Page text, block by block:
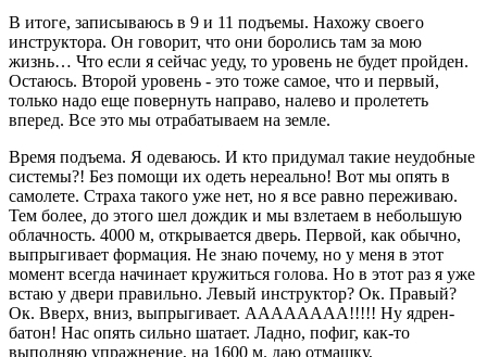
В итоге, записываюсь в 9 и 11 подъемы. Нахожу своего
инструктора. Он говорит, что они боролись там за мою
жизнь… Что если я сейчас уеду, то уровень не будет пройден.
Остаюсь. Второй уровень - это тоже самое, что и первый,
только надо еще повернуть направо, налево и пролететь
вперед. Все это мы отрабатываем на земле.
Время подъема. Я одеваюсь. И кто придумал такие неудобные
системы?! Без помощи их одеть нереально! Вот мы опять в
самолете. Страха такого уже нет, но я все равно переживаю.
Тем более, до этого шел дождик и мы взлетаем в небольшую
облачность. 4000 м, открывается дверь. Первой, как обычно,
выпрыгивает формация. Не знаю почему, но у меня в этот
момент всегда начинает кружиться голова. Но в этот раз я уже
встаю у двери правильно. Левый инструктор? Ок. Правый?
Ок. Вверх, вниз, выпрыгивает. АААААААА!!!!! Ну ядрен-
батон! Нас опять сильно шатает. Ладно, пофиг, как-то
выполняю упражнение, на 1600 м. даю отмашку,